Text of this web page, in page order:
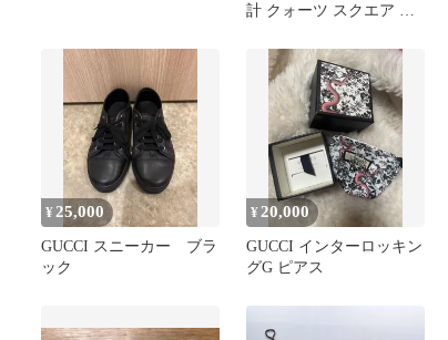
計 クォーツ スクエア ブ
¥ 25,000
GUCCI スニーカー ブラ
ック
¥ 20,000
GUCCI インターロッキン
グG ピアス